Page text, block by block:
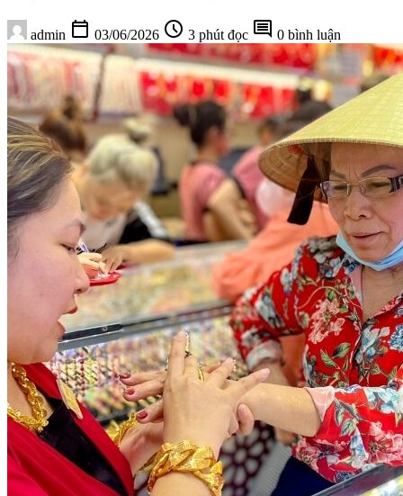
admin calendar_today 03/06/2026 schedule 3 phút đọc comment 0 bình luận